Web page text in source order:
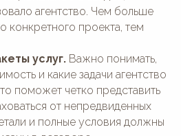
агентство. Чем больше
конкретного проекта, тем
услуг. Важно понимать,
и какие задачи агентство
поможет четко представить
от непредвиденных
и полные условия должны